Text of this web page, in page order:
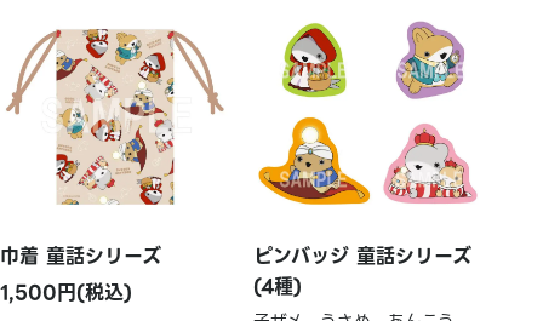
巾着 童話シリーズ
1,500円(税込)
ピンバッジ 童話シリーズ
(4種)